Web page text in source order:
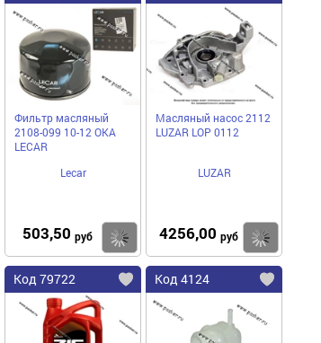
Фильтр масляный
2108-099 10-12 ОКА
LECAR
Lecar
503,50 руб Купить
Масляный насос 2112
LUZAR LOP 0112
LUZAR
4256,00 руб
Код 79722 Код 4124